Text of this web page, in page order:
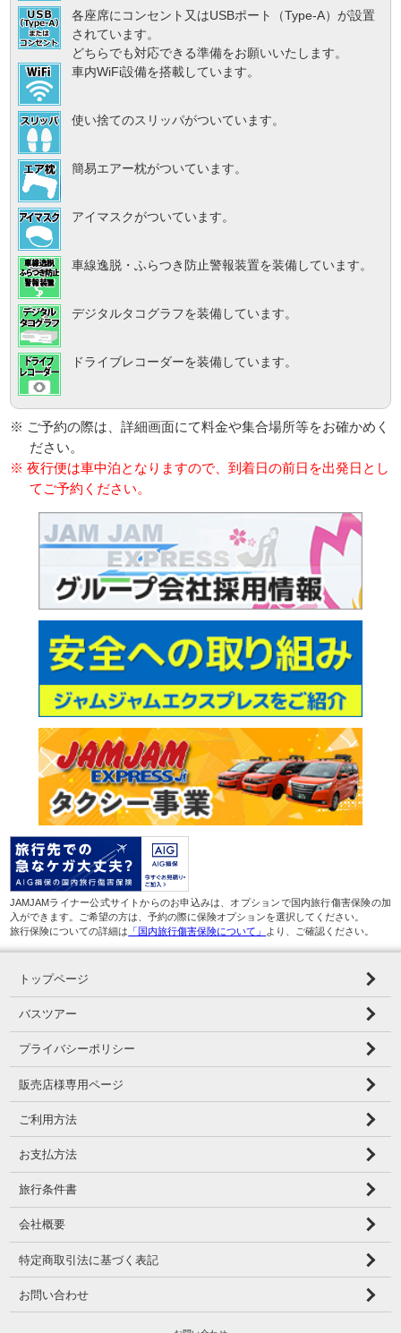
各座席にコンセント又はUSBポート（Type-A）が設置
されています。
どちらでも対応できる準備をお願いいたします。
車内WiFi設備を搭載しています。
使い捨てのスリッパがついています。
簡易エアー枕がついています。
アイマスクがついています。
車線逸脱・ふらつき防止警報装置を装備しています。
デジタルタコグラフを装備しています。
ドライブレコーダーを装備しています。
※ ご予約の際は、詳細画面にて料金や集合場所等をお確かめく
ださい。
※ 夜行便は車中泊となりますので、到着日の前日を出発日とし
てご予約ください。
JAMJAMライナー公式サイトからのお申込みは、オプションで国内旅行傷害保険の加
入ができます。ご希望の方は、予約の際に保険オプションを選択してください。
旅行保険についての詳細は 「国内旅行傷害保険について」 より、ご確認ください。
トップページ
バスツアー
プライバシーポリシー
販売店様専用ページ
ご利用方法
お支払方法
旅行条件書
会社概要
特定商取引法に基づく表記
お問い合わせ